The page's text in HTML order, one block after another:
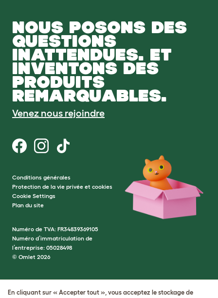
NOUS POSONS DES
QUESTIONS
INATTENDUES. ET
INVENTONS DES
PRODUITS
REMARQUABLES.
Venez nous rejoindre
Conditions générales
Protection de la vie privée et cookies
Cookie Settings
Plan du site
Numéro de TVA: FR34839369105
Numéro d’immatriculation de
l’entreprise: 05028498
© Omlet 2026
En cliquant sur « Accepter tout », vous acceptez le stockage de